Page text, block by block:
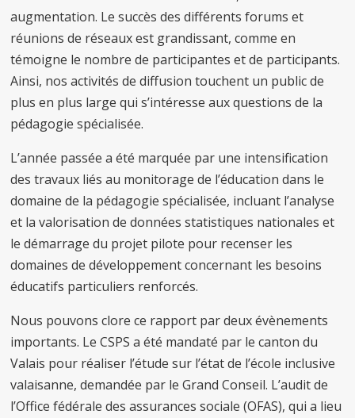
augmentation. Le succès des différents forums et
réunions de réseaux est grandissant, comme en
témoigne le nombre de participantes et de participants.
Ainsi, nos activités de diffusion touchent un public de
plus en plus large qui s’intéresse aux questions de la
pédagogie spécialisée.
L’année passée a été marquée par une intensification
des travaux liés au monitorage de l’éducation dans le
domaine de la pédagogie spécialisée, incluant l’analyse
et la valorisation de données statistiques nationales et
le démarrage du projet pilote pour recenser les
domaines de développement concernant les besoins
éducatifs particuliers renforcés.
Nous pouvons clore ce rapport par deux évènements
importants. Le CSPS a été mandaté par le canton du
Valais pour réaliser l’étude sur l’état de l’école inclusive
valaisanne, demandée par le Grand Conseil. L’audit de
l’Office fédérale des assurances sociale (OFAS), qui a lieu